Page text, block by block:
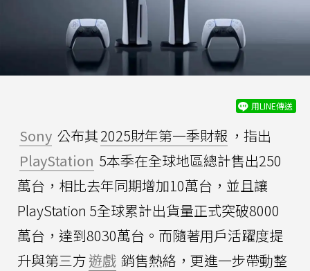
用LINE傳送
Sony 公布其2025財年第一季財報 ，指出
PlayStation 5本季在全球地區總計售出250
萬台，相比去年同期增加10萬台，並且讓
PlayStation 5全球累計出貨量正式突破8000
萬台，達到8030萬台。而隨著用戶活躍度提
升與第三方遊戲 銷售熱絡，更進一步帶動整